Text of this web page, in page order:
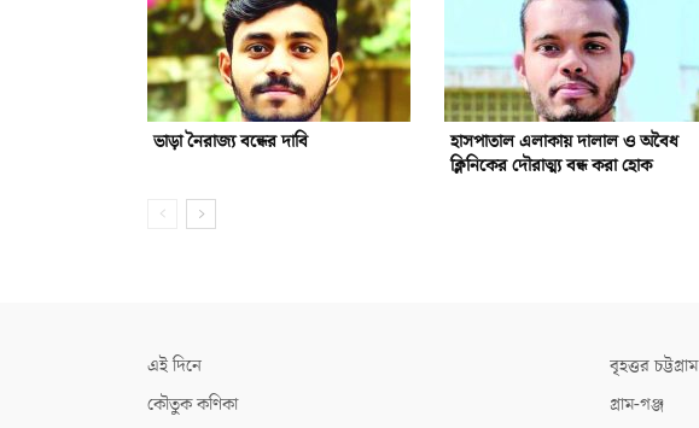
ভাড়া নৈরাজ্য বন্ধের দাবি
হাসপাতাল এলাকায় দালাল ও অবৈধ
ক্লিনিকের দৌরাত্ম্য বন্ধ করা হোক
এই দিনে
কৌতুক কণিকা
বৃহত্তর চট্টগ্রাম
গ্রাম-গঞ্জ